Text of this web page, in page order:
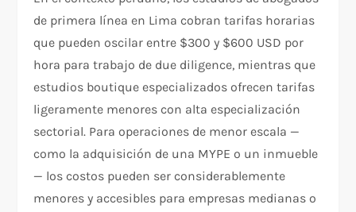
de primera línea en Lima cobran tarifas horarias
que pueden oscilar entre $300 y $600 USD por
hora para trabajo de due diligence, mientras que
estudios boutique especializados ofrecen tarifas
ligeramente menores con alta especialización
sectorial. Para operaciones de menor escala —
como la adquisición de una MYPE o un inmueble
— los costos pueden ser considerablemente
menores y accesibles para empresas medianas o